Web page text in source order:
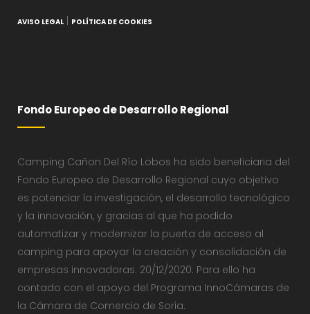
AVISO LEGAL POLÍTICA DE COOKIES
Fondo Europeo de Desarrollo Regional
Camping Cañon Del Río Lobos ha sido beneficiaria del
Fondo Europeo de Desarrollo Regional cuyo objetivo
es potenciar la investigación, el desarrollo tecnológico
y la innovación, y gracias al que ha podido
automatizar y modernizar la puerta de acceso al
camping para apoyar la creación y consolidación de
empresas innovadoras. 20/12/2020. Para ello ha
contado con el apoyo del Programa InnoCámaras de
la Cámara de Comercio de Soria.